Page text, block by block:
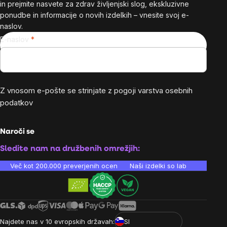
in prejmite nasvete za zdrav življenjski slog, ekskluzivne
ponudbe in informacije o novih izdelkih – vnesite svoj e-
naslov.
E-naslov
Z vnosom e-pošte se strinjate z pogoji varstva osebnih
podatkov
Naroči se
Sledite nam na družbenih omrežjih:
Več kot 200.000 preverjenih ocen Naši izdelki so laboratorijsko
Najdete nas v 10 evropskih državah: SI